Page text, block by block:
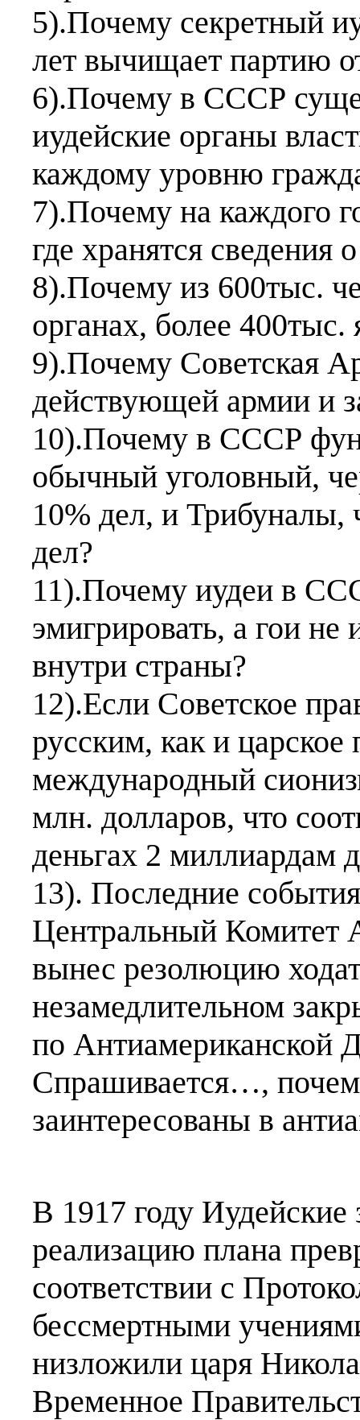
5).Почему секретный
лет вычищает партию
6).Почему в СССР
иудейские органы
каждому уровню
7).Почему на каждого
где хранятся сведения
8).Почему из 600тыс.
органах, более
9).Почему Советская
действующей армии и
10).Почему в СССР
обычный уголовный,
10% дел, и Трибуналы,
дел?
11).Почему иудеи в
эмигрировать, а гои не
внутри страны?
12).Если Советское
русским, как и царское
международный
млн. долларов, что
деньгах 2 миллиардам
13). Последние
Центральный Комитет
вынес резолюцию
незамедлительном
по Антиамериканской
Спрашивается…,
заинтересованы в
В 1917 году Иудейские
реализацию плана
соответствии с
бессмертными
низложили царя
Временное